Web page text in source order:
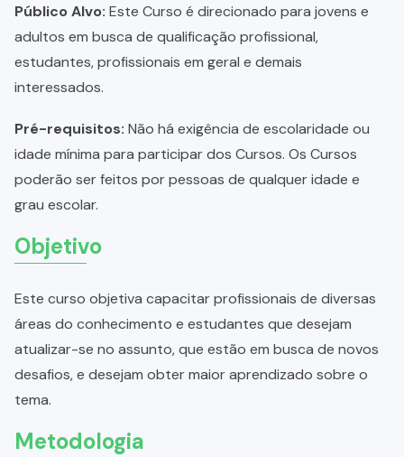
Público Alvo: Este Curso é direcionado para jovens e
adultos em busca de qualificação profissional,
estudantes, profissionais em geral e demais
interessados.
Pré-requisitos: Não há exigência de escolaridade ou
idade mínima para participar dos Cursos. Os Cursos
poderão ser feitos por pessoas de qualquer idade e
grau escolar.
Objetivo
Este curso objetiva capacitar profissionais de diversas
áreas do conhecimento e estudantes que desejam
atualizar-se no assunto, que estão em busca de novos
desafios, e desejam obter maior aprendizado sobre o
tema.
Metodologia